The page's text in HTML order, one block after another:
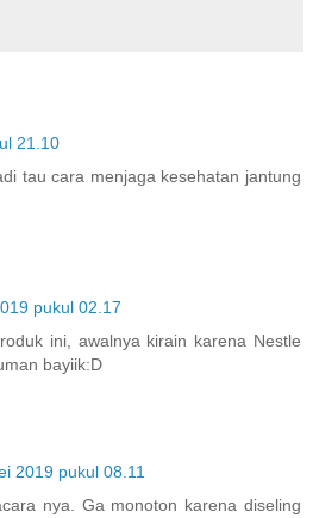
21.10
tau cara menjaga kesehatan jantung
pukul 02.17
ini, awalnya kirain karena Nestle
bayiik:D
2019 pukul 08.11
nya. Ga monoton karena diseling